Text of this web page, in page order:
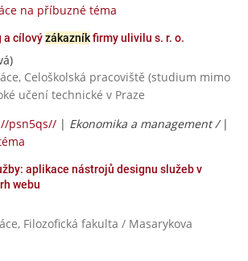
na příbuzné téma
a cílovýzákazníkfirmy ulivilu s. r. o.
Celoškolská pracoviště (studium mimo
učení technické v Praze
psn5qs// | Ekonomika a management / |
aplikace nástrojů designu služeb v
webu
Filozofická fakulta / Masarykova